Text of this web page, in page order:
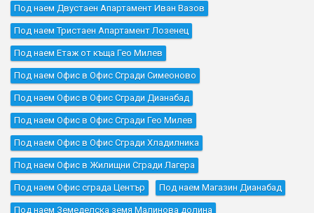
Под наем Двустаен Апартамент Иван Вазов
Под наем Тристаен Апартамент Лозенец
Под наем Етаж от къща Гео Милев
Под наем Офис в Офис Сгради Симеоново
Под наем Офис в Офис Сгради Дианабад
Под наем Офис в Офис Сгради Гео Милев
Под наем Офис в Офис Сгради Хладилника
Под наем Офис в Жилищни Сгради Лагера
Под наем Офис сграда Център Под наем Магазин Дианабад
Под наем Земеделска земя Малинова долина